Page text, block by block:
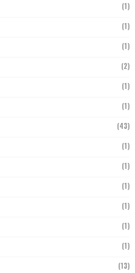
(1)
(1)
(1)
(2)
(1)
(1)
(43)
(1)
(1)
(1)
(1)
(1)
(1)
(13)